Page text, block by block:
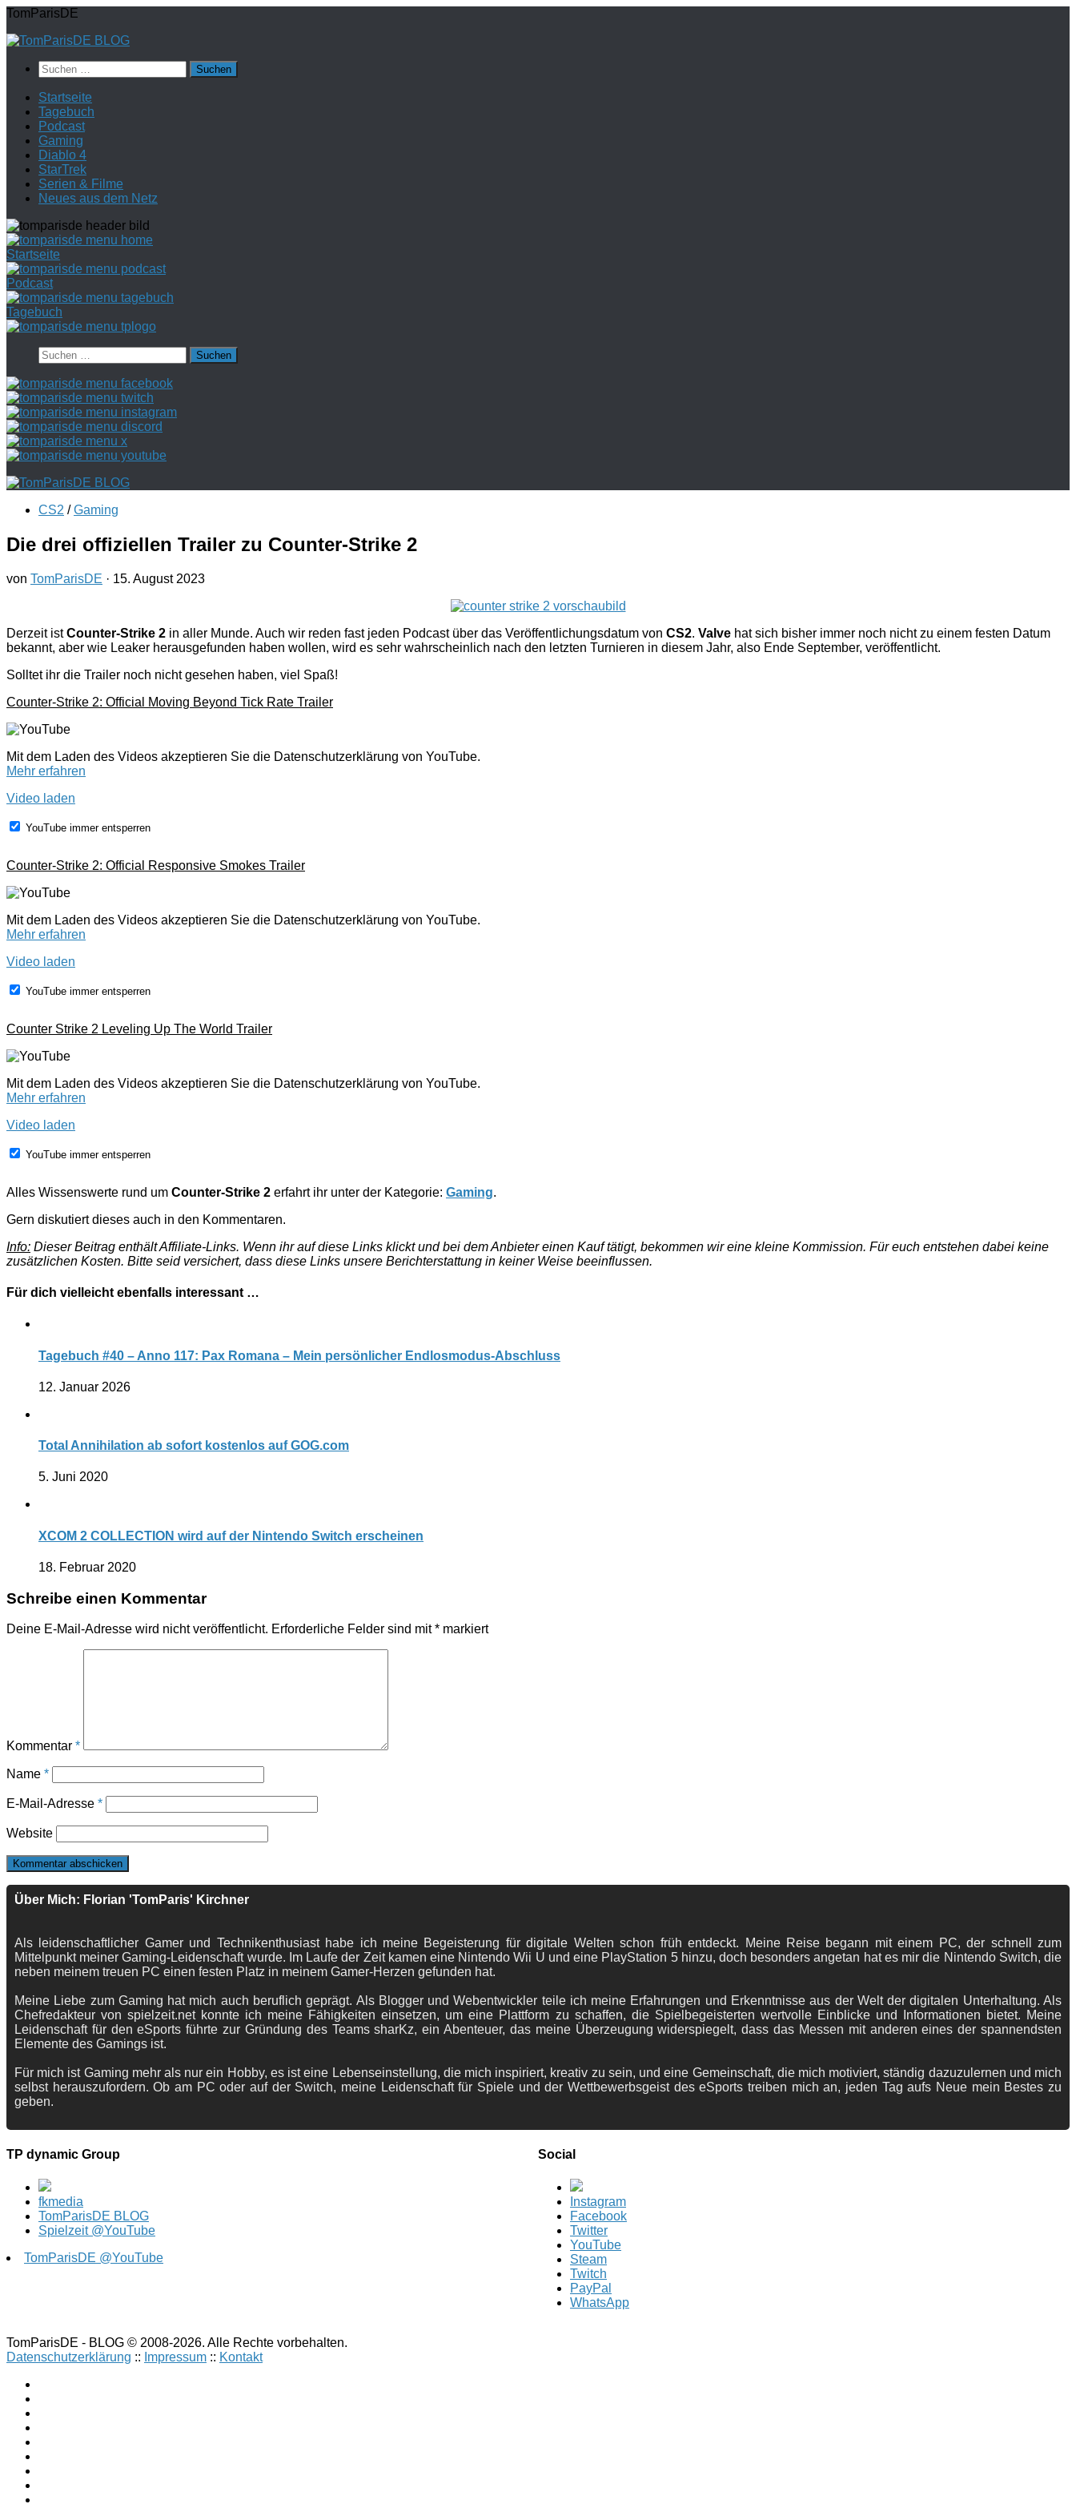
Zum
springen
TomParisDE
Suchen
nach:
Startseite
Tagebuch
Podcast
Gaming
Diablo 4
StarTrek
Serien & Filme
Neues aus dem Netz
Startseite
Podcast
Tagebuch
Suchen
nach:
CS2 / Gaming
Die drei offiziellen Trailer zu Counter-Strike 2
von TomParisDE · 15. August 2023
Derzeit istCounter-Strike 2 in aller Munde. Auch wir reden fast jeden Podcast über das Veröffentlichungsdatum von CS2. Valve hat sich bisher immer noch nicht zu einem festen Datum
bekannt, aber wie Leaker herausgefunden haben wollen, wird es sehr wahrscheinlich nach den letzten Turnieren in diesem Jahr, also Ende September, veröffentlicht.
Solltet ihr die Trailer noch nicht gesehen haben, viel Spaß!
Counter-Strike 2: Official Moving Beyond Tick Rate Trailer
Mit dem Laden des Videos akzeptieren Sie die Datenschutzerklärung von YouTube.
Mehr erfahren
Video laden
YouTube immer entsperren
Counter-Strike 2: Official Responsive Smokes Trailer
Mit dem Laden des Videos akzeptieren Sie die Datenschutzerklärung von YouTube.
Mehr erfahren
Video laden
YouTube immer entsperren
Counter Strike 2 Leveling Up The World Trailer
Mit dem Laden des Videos akzeptieren Sie die Datenschutzerklärung von YouTube.
Mehr erfahren
Video laden
YouTube immer entsperren
Alles Wissenswerte rund um Counter-Strike 2 erfahrt ihr unter der Kategorie: Gaming.
Gern diskutiert dieses auch in den Kommentaren.
Info: Dieser Beitrag enthält Affiliate-Links. Wenn ihr auf diese Links klickt und bei dem Anbieter einen Kauf tätigt, bekommen wir eine kleine Kommission. Für euch entstehen dabei keine
zusätzlichen Kosten. Bitte seid versichert, dass diese Links unsere Berichterstattung in keiner Weise beeinflussen.
Für dich vielleicht ebenfalls interessant …
Tagebuch #40 – Anno 117: Pax Romana – Mein persönlicher Endlosmodus-Abschluss
12. Januar 2026
Total Annihilation ab sofort kostenlos auf GOG.com
5. Juni 2020
XCOM 2 COLLECTION wird auf der Nintendo Switch erscheinen
18. Februar 2020
Schreibe einen Kommentar
Deine E-Mail-Adresse wird nicht veröffentlicht. Erforderliche Felder sind mit* markiert
Kommentar *
Name *
E-Mail-Adresse *
Website
Über Mich: Florian 'TomParis' Kirchner
Als leidenschaftlicher Gamer und Technikenthusiast habe ich meine Begeisterung für digitale Welten schon früh entdeckt. Meine Reise begann mit einem PC, der schnell zum
Mittelpunkt meiner Gaming-Leidenschaft wurde. Im Laufe der Zeit kamen eine Nintendo Wii U und eine PlayStation 5 hinzu, doch besonders angetan hat es mir die Nintendo Switch, die
neben meinem treuen PC einen festen Platz in meinem Gamer-Herzen gefunden hat.
Meine Liebe zum Gaming hat mich auch beruflich geprägt. Als Blogger und Webentwickler teile ich meine Erfahrungen und Erkenntnisse aus der Welt der digitalen Unterhaltung. Als
Chefredakteur von spielzeit.net konnte ich meine Fähigkeiten einsetzen, um eine Plattform zu schaffen, die Spielbegeisterten wertvolle Einblicke und Informationen bietet. Meine
Leidenschaft für den eSports führte zur Gründung des Teams sharKz, ein Abenteuer, das meine Überzeugung widerspiegelt, dass das Messen mit anderen eines der spannendsten
Elemente des Gamings ist.
Für mich ist Gaming mehr als nur ein Hobby, es ist eine Lebenseinstellung, die mich inspiriert, kreativ zu sein, und eine Gemeinschaft, die mich motiviert, ständig dazuzulernen und mich
selbst herauszufordern. Ob am PC oder auf der Switch, meine Leidenschaft für Spiele und der Wettbewerbsgeist des eSports treiben mich an, jeden Tag aufs Neue mein Bestes zu
geben.
TP dynamic Group
fkmedia
TomParisDE BLOG
Spielzeit @YouTube
TomParisDE @YouTube
Social
Instagram
Facebook
Twitter
YouTube
Steam
Twitch
PayPal
WhatsApp
TomParisDE - BLOG © 2008-2026. Alle Rechte vorbehalten.
Datenschutzerklärung :: Impressum :: Kontakt